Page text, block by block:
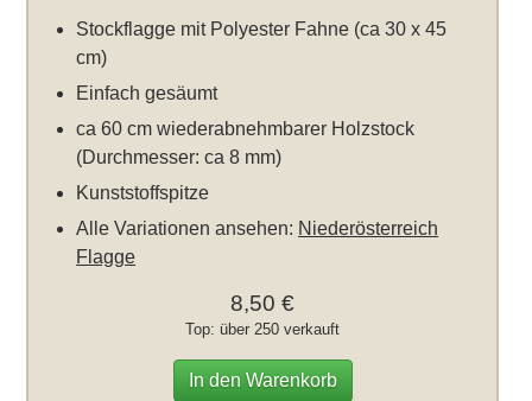
Stockflagge mit Polyester Fahne (ca 30 x 45
cm)
Einfach gesäumt
ca 60 cm wiederabnehmbarer Holzstock
(Durchmesser: ca 8 mm)
Kunststoffspitze
Alle Variationen ansehen: Niederösterreich
Flagge
8,50 €
Top: über 250 verkauft
In den Warenkorb